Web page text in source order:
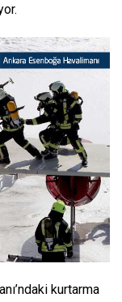
kurtarma